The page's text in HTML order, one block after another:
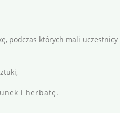
podczas których mali
i herbatę.